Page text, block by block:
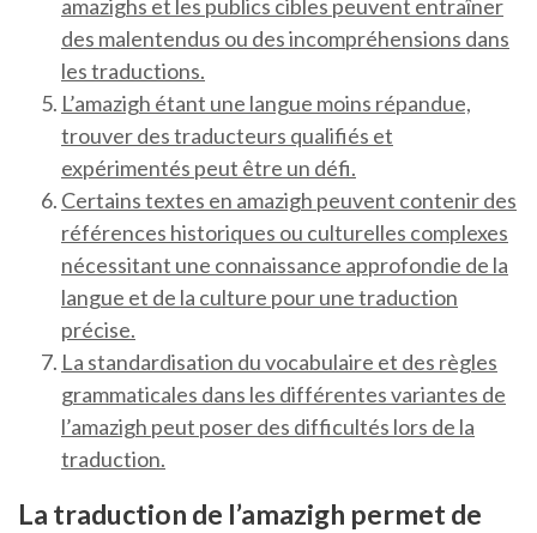
amazighs et les publics cibles peuvent entraîner
des malentendus ou des incompréhensions dans
les traductions.
L’amazigh étant une langue moins répandue,
trouver des traducteurs qualifiés et
expérimentés peut être un défi.
Certains textes en amazigh peuvent contenir des
références historiques ou culturelles complexes
nécessitant une connaissance approfondie de la
langue et de la culture pour une traduction
précise.
La standardisation du vocabulaire et des règles
grammaticales dans les différentes variantes de
l’amazigh peut poser des difficultés lors de la
traduction.
La traduction de l’amazigh permet de